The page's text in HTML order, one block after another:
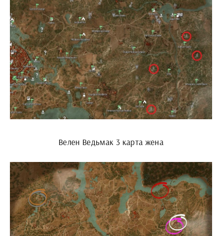
Велен Ведьмак 3 карта жена